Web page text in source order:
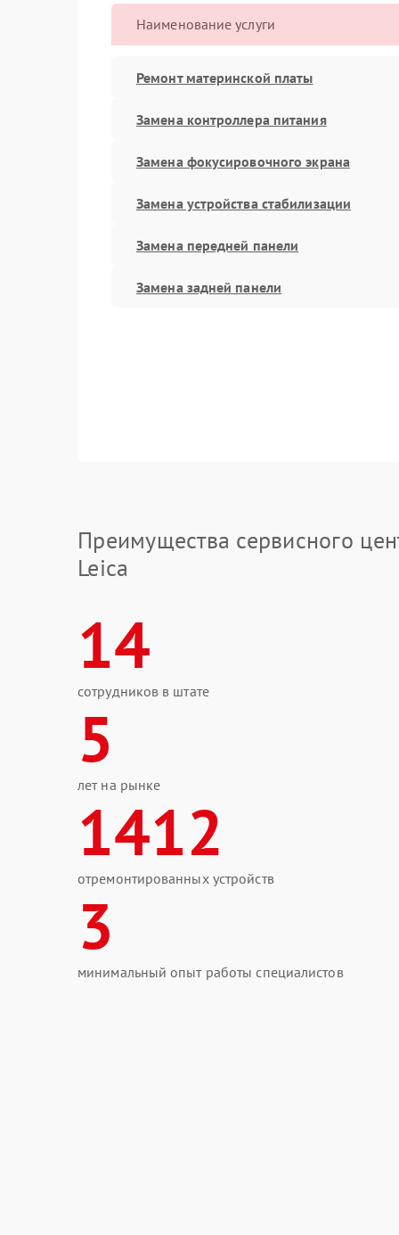
Наименование услуги
Ремонт материнской платы
Замена контроллера питания
Замена фокусировочного экрана
Замена устройства стабилизации
Замена передней панели
Замена задней панели
Преимущества сервисного
Leica
14
сотрудников в штате
5
лет на рынке
1412
отремонтированных устройств
3
минимальный опыт работы специалистов